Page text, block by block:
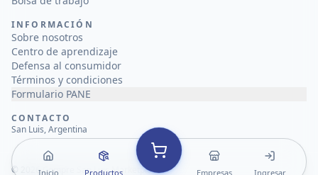
Inicio Productos Empresas Ingresar
INFORMACIÓN
Sobre nosotros
Centro de aprendizaje
Defensa al consumidor
Términos y condiciones
Formulario PANE
CONTACTO
San Luis, Argentina
© 2026Compre San Luis Marketplace